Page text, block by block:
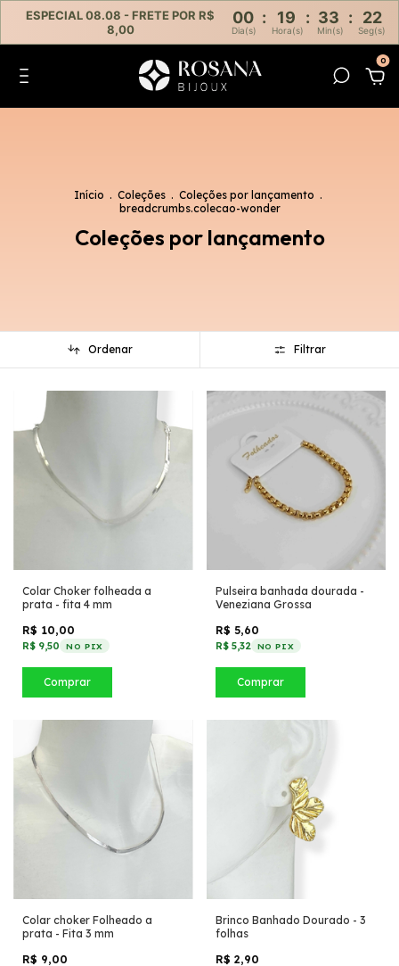
ESPECIAL 08.08 - FRETE POR R$
8,00
00 : 19 : 33 : 20
Dia(s) Hora(s) Min(s) Seg(s)
0
Início . Coleções . Coleções por lançamento .
breadcrumbs.colecao-wonder
Coleções por lançamento
Ordenar Filtrar
Colar Choker folheada a
prata - fita 4 mm
R$ 10,00
R$ 9,50 NO PIX
Comprar
Pulseira banhada dourada -
Veneziana Grossa
R$ 5,60
R$ 5,32 NO PIX
Comprar
Colar choker Folheado a
prata - Fita 3 mm
R$ 9,00
Brinco Banhado Dourado - 3
folhas
R$ 2,90